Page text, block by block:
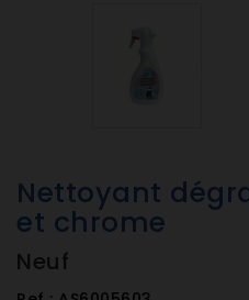
Nettoyant
et chrome
Neuf